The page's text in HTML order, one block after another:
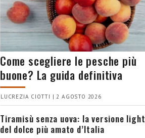
Come scegliere le pesche più
buone? La guida definitiva
LUCREZIA CIOTTI | 2 AGOSTO 2026
Tiramisù senza uova: la versione light
del dolce più amato d’Italia